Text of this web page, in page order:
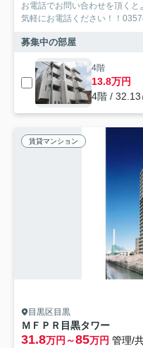
お電話でお問い合わせを頂く
気軽にお電話ください！！
募集中の部屋
4階
13.8万円
4階 /
賃貸マンション
目黒区目黒
ＭＦＰＲ目黒タワー
31.8万円～85万円 管理/